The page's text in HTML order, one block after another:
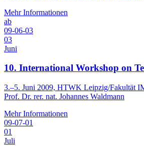
Mehr Informationen
ab
09-06-03
03
Juni
10. International Workshop on
3.–5. Juni 2009, HTWK Leipzig/Fakultät
Prof. Dr. rer. nat. Johannes Waldmann
Mehr Informationen
09-07-01
01
Juli